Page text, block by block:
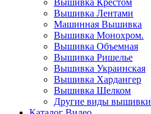
Вышивка Крестом
Вышивка Лентами
Машинная Вышивка
Вышивка Монохром.
Вышивка Объемная
Вышивка Ришелье
Вышивка Украинская
Вышивка Хардангер
Вышивка Шелком
Другие виды вышивки